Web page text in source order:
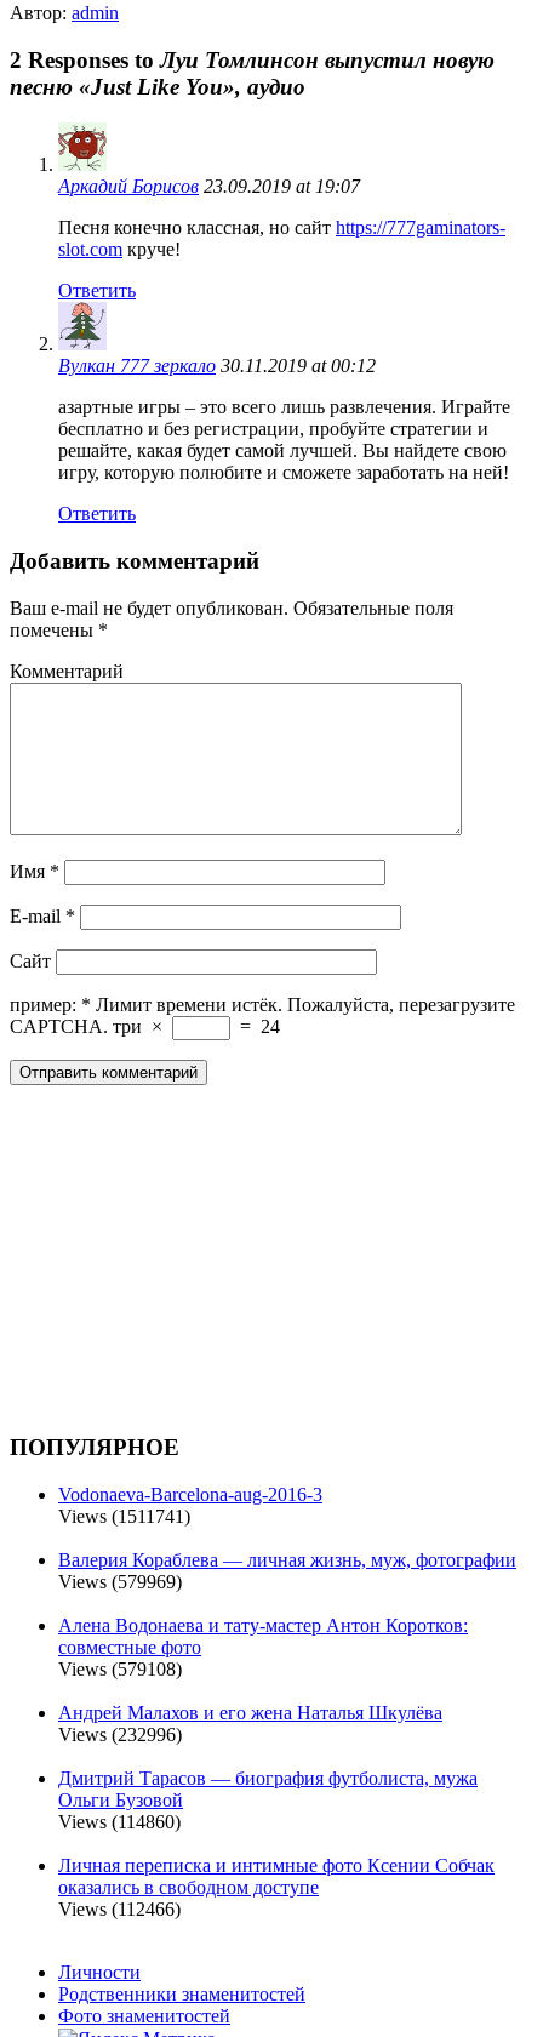
Автор: admin
2 Responses toЛуи Томлинсон выпустил новую
песню «Just Like You», аудио
Аркадий Борисов 23.09.2019 at 19:07
Песня конечно классная, но сайт https://777gaminators-
slot.com круче!
Ответить
Вулкан 777 зеркало 30.11.2019 at 00:12
азартные игры – это всего лишь развлечения. Играйте
бесплатно и без регистрации, пробуйте стратегии и
решайте, какая будет самой лучшей. Вы найдете свою
игру, которую полюбите и сможете заработать на ней!
Ответить
Добавить комментарий
Ваш e-mail не будет опубликован. Обязательные поля
помечены *
Комментарий
Имя *
E-mail *
Сайт
пример: * Лимит времени истёк. Пожалуйста, перезагрузите
CAPTCHA. три × = 24
ПОПУЛЯРНОЕ
Vodonaeva-Barcelona-aug-2016-3
Views (1511741)
Валерия Кораблева — личная жизнь, муж, фотографии
Views (579969)
Алена Водонаева и тату-мастер Антон Коротков:
совместные фото
Views (579108)
Андрей Малахов и его жена Наталья Шкулёва
Views (232996)
Дмитрий Тарасов — биография футболиста, мужа
Ольги Бузовой
Views (114860)
Личная переписка и интимные фото Ксении Собчак
оказались в свободном доступе
Views (112466)
Личности
Родственники знаменитостей
Фото знаменитостей